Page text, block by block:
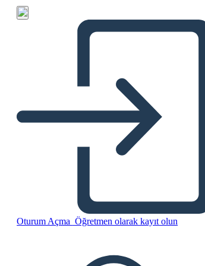
Oturum Açma Öğretmen olarak kayıt olun